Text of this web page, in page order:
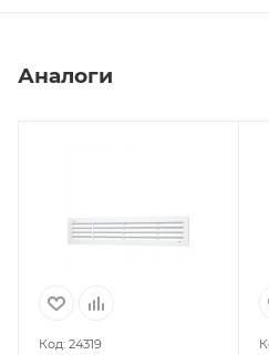
Аналоги
Код: 24319